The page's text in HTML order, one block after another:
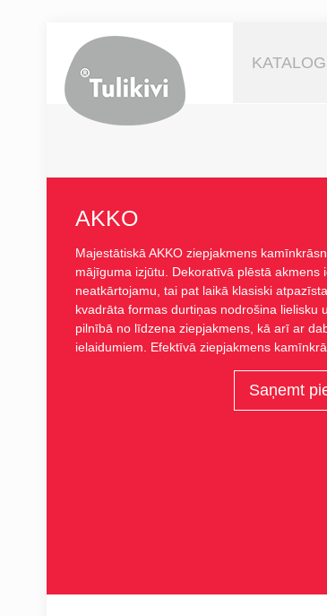
AKKO
Majestātiskā AKKO ziepjakmens
mājīguma izjūtu. Dekoratīvā plēstā akmens
neatkārtojamu, tai pat laikā klasiski
kvadrāta formas durtiņas nodrošina lielisku
pilnībā no līdzena ziepjakmens, kā arī ar
ielaidumiem. Efektīvā ziepjakmens
Saņemt